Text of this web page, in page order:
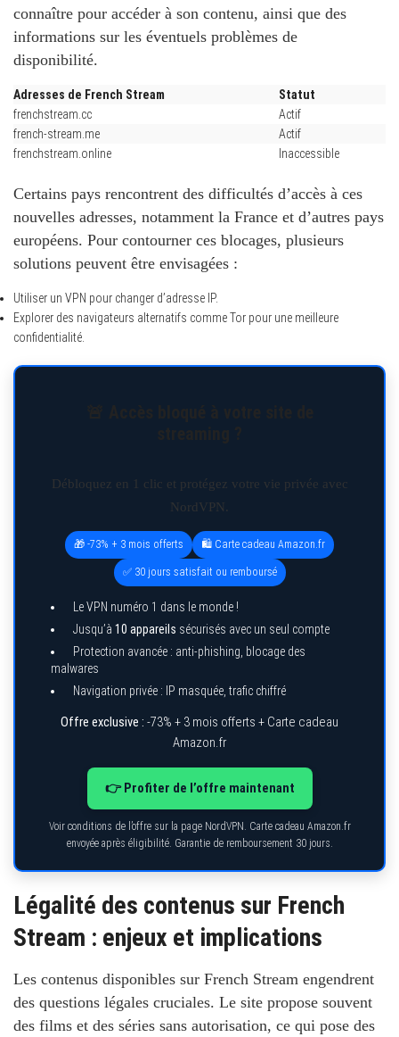
connaître pour accéder à son contenu, ainsi que des
informations sur les éventuels problèmes de
disponibilité.
Adresses de French Stream
Statut
frenchstream.cc
Actif
french-stream.me
Actif
frenchstream.online
Inaccessible
Certains pays rencontrent des difficultés d’accès à ces
nouvelles adresses, notamment la France et d’autres pays
européens. Pour contourner ces blocages, plusieurs
solutions peuvent être envisagées :
Utiliser un VPN pour changer d’adresse IP.
Explorer des navigateurs alternatifs comme Tor pour une meilleure
confidentialité.
Débloquez en 1 clic et protégez votre vie privée avec
NordVPN.
🎁 -73% + 3 mois offerts 🛍️ Carte cadeau Amazon.fr
✅ 30 jours satisfait ou remboursé
Le VPN numéro 1 dans le monde !
Jusqu’à 10 appareils sécurisés avec un seul compte
Protection avancée : anti-phishing, blocage des
malwares
Navigation privée : IP masquée, trafic chiffré
Offre exclusive : -73% + 3 mois offerts + Carte cadeau
Amazon.fr
👉 Profiter de l’offre maintenant
Voir conditions de l’offre sur la page NordVPN. Carte cadeau Amazon.fr
envoyée après éligibilité. Garantie de remboursement 30 jours.
Légalité des contenus sur French
Stream : enjeux et implications
Les contenus disponibles sur French Stream engendrent
des questions légales cruciales. Le site propose souvent
des films et des séries sans autorisation, ce qui pose des